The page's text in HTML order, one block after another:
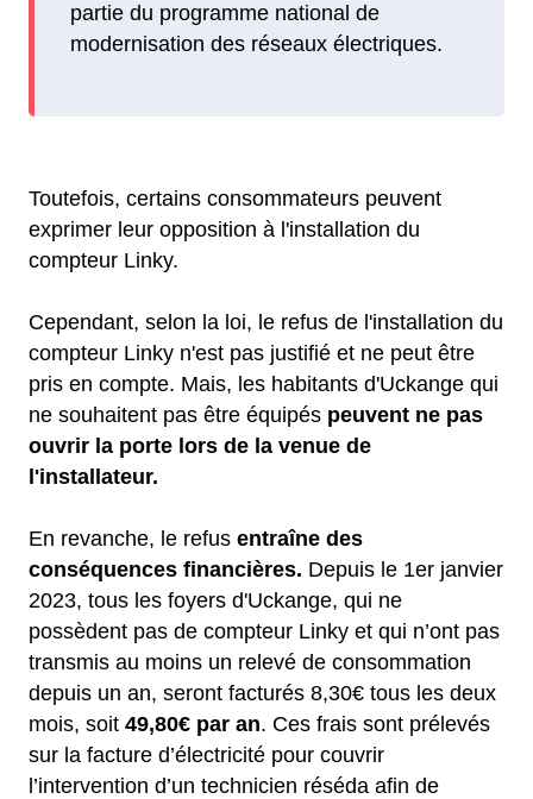
partie du programme national de
modernisation des réseaux électriques.
Toutefois, certains consommateurs peuvent
exprimer leur opposition à l'installation du
compteur Linky.
Cependant, selon la loi, le refus de l'installation du
compteur Linky n'est pas justifié et ne peut être
pris en compte. Mais, les habitants d'Uckange qui
ne souhaitent pas être équipés peuvent ne pas
ouvrir la porte lors de la venue de
l'installateur.
En revanche, le refus entraîne des
conséquences financières. Depuis le 1er janvier
2023, tous les foyers d'Uckange, qui ne
possèdent pas de compteur Linky et qui n’ont pas
transmis au moins un relevé de consommation
depuis un an, seront facturés 8,30€ tous les deux
mois, soit 49,80€ par an. Ces frais sont prélevés
sur la facture d’électricité pour couvrir
l’intervention d’un technicien réséda afin de